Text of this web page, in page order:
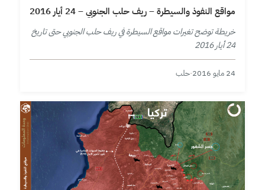
مواقع النفوذ والسيطرة – ريف حلب الجنوبي – 24 أيار 2016
خريطة توضح تغيرات مواقع السيطرة في ريف حلب الجنوبي حتى تاريخ
24 أيار 2016
24 مايو 2016 ·حلب